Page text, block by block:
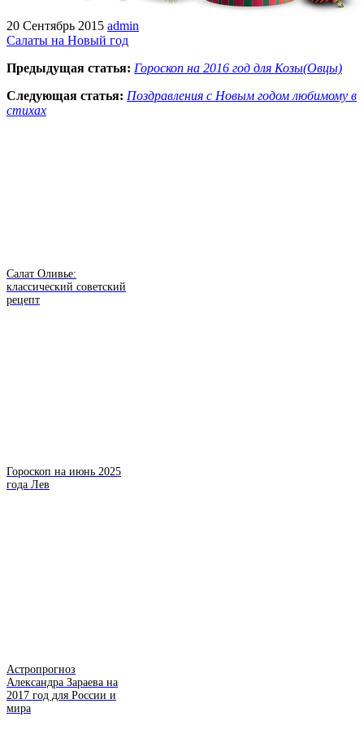
20 Сентябрь 2015 admin
Салаты на Новый год
Предыдущая статья: Гороскоп на 2016 год для Козы(Овцы)
Следующая статья: Поздравления с Новым годом любимому в
стихах
Салат Оливье:
классический советский
рецепт
Гороскоп на июнь 2025
года Лев
Астропрогноз
Александра Зараева на
2017 год для России и
мира